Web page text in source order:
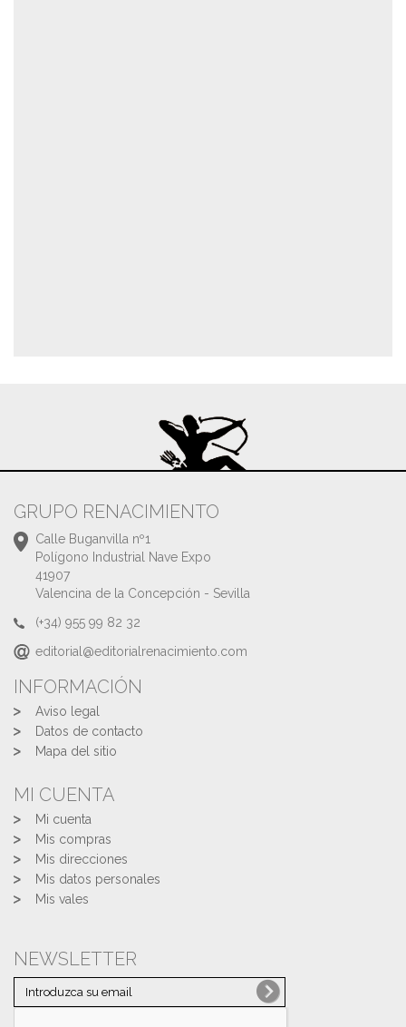
GRUPO RENACIMIENTO
Calle Buganvilla nº1
Polígono Industrial Nave Expo
41907
Valencina de la Concepción - Sevilla
(+34) 955 99 82 32
editorial@editorialrenacimiento.com
INFORMACIÓN
Aviso legal
Datos de contacto
Mapa del sitio
MI CUENTA
Mi cuenta
Mis compras
Mis direcciones
Mis datos personales
Mis vales
NEWSLETTER